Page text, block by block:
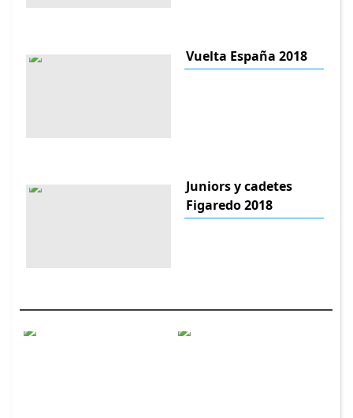
Vuelta España 2018
Juniors y cadetes
Figaredo 2018